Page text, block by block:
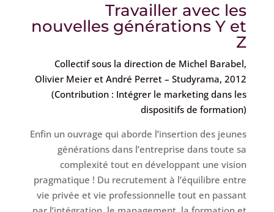
Travailler avec les
nouvelles générations Y et
Z
Collectif sous la direction de Michel Barabel,
Olivier Meier et André Perret – Studyrama, 2012
(Contribution : Intégrer le marketing dans les
dispositifs de formation)
Enfin un ouvrage qui aborde l’insertion des jeunes
générations dans l’entreprise dans toute sa
complexité tout en développant une vision
pragmatique ! Du recrutement à l’équilibre entre
vie privée et vie professionnelle tout en passant